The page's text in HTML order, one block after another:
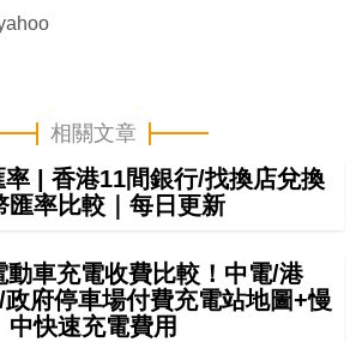
相關文章
| 香港11間銀行/找換店兌換
匯率比較｜每日更新
動車充電收費比較！中電/港
府停車場付費充電站地圖+慢
中快速充電費用